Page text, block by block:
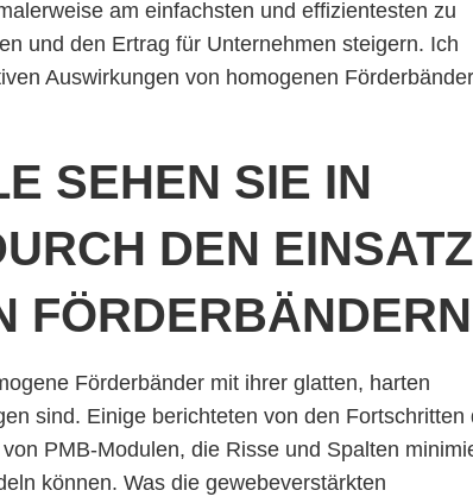
am einfachsten und effizientesten zu
und den Ertrag für Unternehmen steigern. Ich
Auswirkungen von homogenen
SEHEN SIE IN
DEN EINSATZ
Förderbänder mit ihrer glatten, harten
sind. Einige berichteten von den Fortschritten
PMB-Modulen, die Risse und Spalten
können. Was die gewebeverstärkten